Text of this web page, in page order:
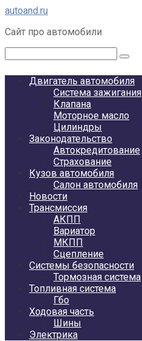
Перейти
контенту
autoand.ru
Сайт про автомобили
Двигатель автомобиля
Система зажигания
Клапана
Моторное масло
Цилиндры
Законодательство
Автокредитование
Страхование
Кузов автомобиля
Салон автомобиля
Новости
Трансмиссия
АКПП
Вариатор
МКПП
Сцепление
Системы безопасности
Тормозная система
Топливная система
Гбо
Ходовая часть
Шины
Электрика